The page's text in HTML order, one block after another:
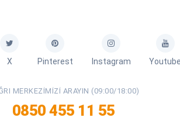
X Pinterest Instagram
MERKEZIMIZI ARAYIN (09:00/18:00)
0850 455 11 55